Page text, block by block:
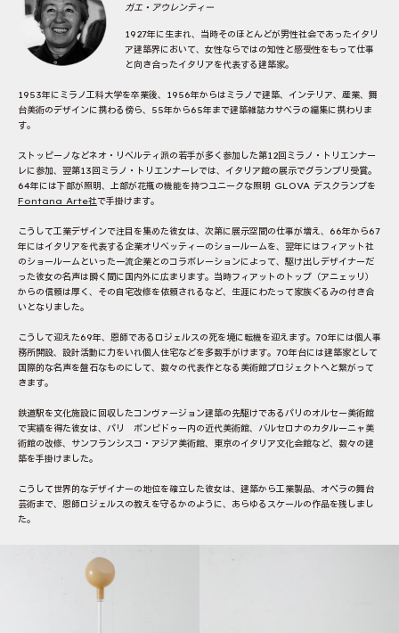
ガエ・アウレンティー
1927年に生まれ、当時そのほとんどが男性社会であったイタリ
ア建築界において、女性ならではの知性と感受性をもって仕事
と向き合ったイタリアを代表する建築家。
1953年にミラノ工科大学を卒業後、1956年からはミラノで建築、インテリア、産業、舞
台美術のデザインに携わる傍ら、55年から65年まで建築雑誌カサベラの編集に携わりま
す。
ストッピーノなどネオ・リベルティ派の若手が多く参加した第12回ミラノ・トリエンナー
レに参加、翌第13回ミラノ・トリエンナーレでは、イタリア館の展示でグランプリ受賞。
64年には下部が照明、上部が花瓶の機能を持つユニークな照明 GLOVA デスクランプを
Fontana Arte社で手掛けます。
こうして工業デザインで注目を集めた彼女は、次第に展示空間の仕事が増え、66年から67
年にはイタリアを代表する企業オリベッティーのショールームを、翌年にはフィアット社
のショールームといった一流企業とのコラボレーションによって、駆け出しデザイナーだ
った彼女の名声は瞬く間に国内外に広まります。当時フィアットのトップ（アニェッリ）
からの信頼は厚く、その自宅改修を依頼されるなど、生涯にわたって家族ぐるみの付き合
いとなりました。
こうして迎えた69年、恩師であるロジェルスの死を境に転機を迎えます。70年には個人事
務所開設、設計活動に力をいれ個人住宅などを多数手がけます。70年台には建築家として
国際的な名声を盤石なものにして、数々の代表作となる美術館プロジェクトへと繋がって
きます。
鉄道駅を文化施設に回収したコンヴァージョン建築の先駆けであるパリのオルセー美術館
で実績を得た彼女は、パリ ポンピドゥー内の近代美術館、バルセロナのカタルーニャ美
術館の改修、サンフランシスコ・アジア美術館、東京のイタリア文化会館など、数々の建
築を手掛けました。
こうして世界的なデザイナーの地位を確立した彼女は、建築から工業製品、オペラの舞台
芸術まで、恩師ロジェルスの教えを守るかのように、あらゆるスケールの作品を残しまし
た。